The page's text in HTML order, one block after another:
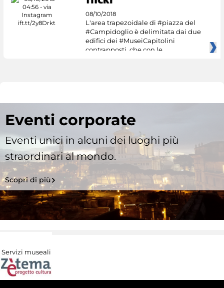
08/10/2018
L'area trapezoidale di #piazza del
#Campidoglio è delimitata dai due
edifici dei #MuseiCapitolini
contrapposti, che con le
Eventi corporate
Eventi unici in alcuni dei luoghi più
straordinari al mondo.
Scopri di più
Servizi museali